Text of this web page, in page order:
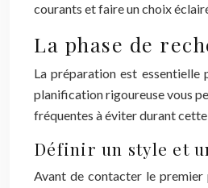
courants et faire un choix
La phase de
La préparation est
planification rigoureuse vous
fréquentes à éviter durant
Définir un style et
Avant de contacter le premier